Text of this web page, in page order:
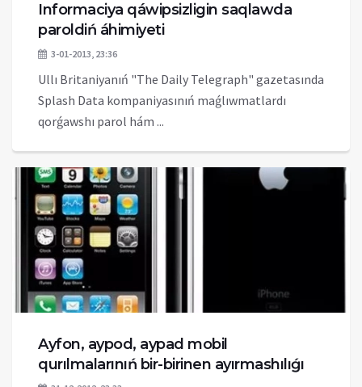
Informaciya qáwipsizligin saqlawda
paroldiń áhimiyeti
3-01-2013, 23:36
Ullı Britaniyanıń "The Daily Telegraph" gazetasında
Splash Data kompaniyasınıń maǵlıwmatlardı
qorǵawshı parol hám ...
Ayfon, aypod, aypad mobil
qurılmalarınıń bir-birinen ayırmashılıǵı